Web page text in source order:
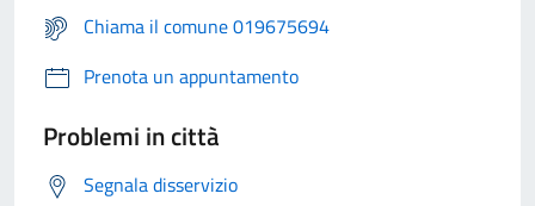
Chiama il comune 019675694
Prenota un appuntamento
Problemi in città
Segnala disservizio